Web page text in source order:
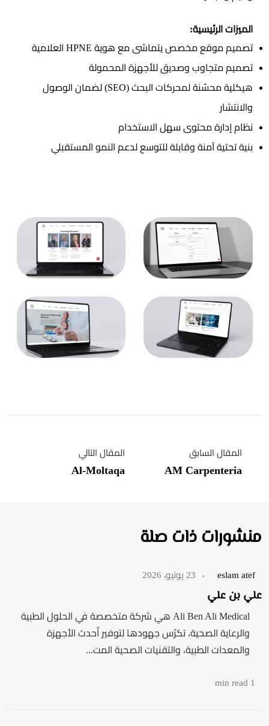
الميزات الرئيسية:
تصميم موقع مخصص يتماشى مع هوية HPNE العلامية
تصميم متجاوب وصديق للأجهزة المحمولة
هيكلية محسّنة لمحركات البحث (SEO) لضمان الوصول
والانتشار
نظام إدارة محتوى سهل الاستخدام
بنية تحتية آمنة وقابلة للتوسع لدعم النمو المستقبلي
المقال السابق
AM Carpenteria
المقال التالي
Al-Moltaqa
منشورات ذات صلة
eslam atef 23 يونيو، 2026
علي بن علي
Ali Ben Ali Medical هي شركة متخصصة في الحلول الطبية
والرعاية الصحية، تكرّس جهودها لتوفير أحدث الأجهزة
والمعدات الطبية، والتقنيات الصحية المت...
1 min read